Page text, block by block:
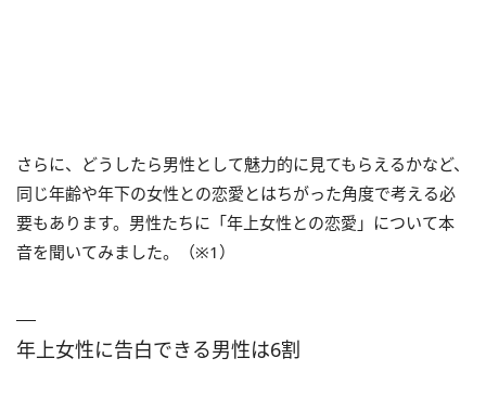
さらに、どうしたら男性として魅力的に見てもらえるかなど、
同じ年齢や年下の女性との恋愛とはちがった角度で考える必
要もあります。男性たちに「年上女性との恋愛」について本
音を聞いてみました。（※1）
年上女性に告白できる男性は6割